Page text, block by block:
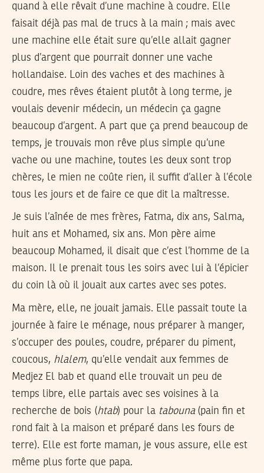
quand à elle rêvait d’une machine à coudre. Elle
faisait déjà pas mal de trucs à la main ; mais avec
une machine elle était sure qu’elle allait gagner
plus d’argent que pourrait donner une vache
hollandaise. Loin des vaches et des machines à
coudre, mes rêves étaient plutôt à long terme, je
voulais devenir médecin, un médecin ça gagne
beaucoup d’argent. A part que ça prend beaucoup de
temps, je trouvais mon rêve plus simple qu’une
vache ou une machine, toutes les deux sont trop
chères, le mien ne coûte rien, il suffit d’aller à l’école
tous les jours et de faire ce que dit la maîtresse.
Je suis l’aînée de mes frères, Fatma, dix ans, Salma,
huit ans et Mohamed, six ans. Mon père aime
beaucoup Mohamed, il disait que c’est l’homme de la
maison. Il le prenait tous les soirs avec lui à l’épicier
du coin là où il jouait aux cartes avec ses potes.
Ma mère, elle, ne jouait jamais. Elle passait toute la
journée à faire le ménage, nous préparer à manger,
s’occuper des poules, coudre, préparer du piment,
coucous, hlalem, qu’elle vendait aux femmes de
Medjez El bab et quand elle trouvait un peu de
temps libre, elle partais avec ses voisines à la
recherche de bois (htab) pour la tabouna (pain fin et
rond fait à la maison et préparé dans les fours de
terre). Elle est forte maman, je vous assure, elle est
même plus forte que papa.